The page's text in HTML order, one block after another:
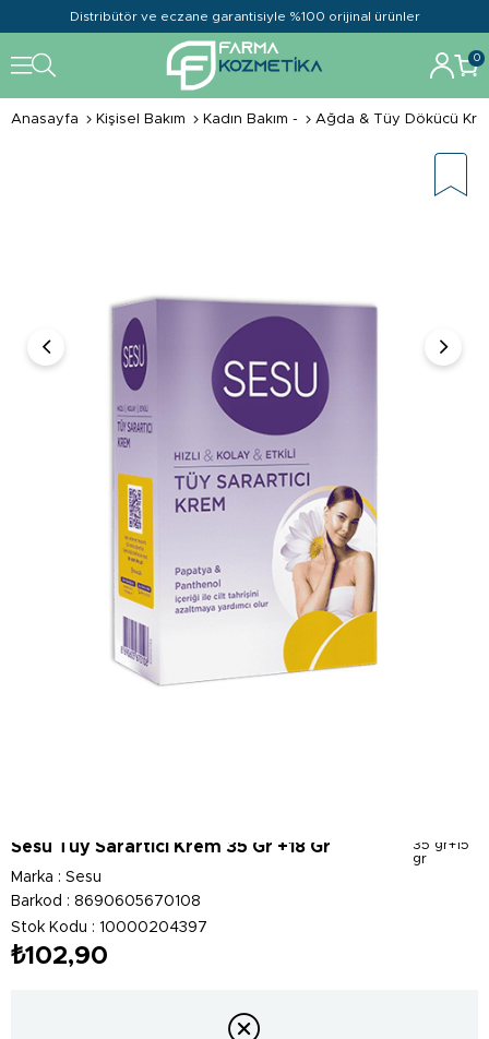
Distribütör ve eczane garantisiyle %100 orijinal ürünler
0
Anasayfa Kişisel Bakım Kadın Bakım - Ağda & Tüy Dökücü
35 gr+15
gr
Sesu Tüy Sarartıcı Krem 35 Gr +18 Gr
Marka : Sesu
Barkod : 8690605670108
Stok Kodu
10000204397
₺102,90